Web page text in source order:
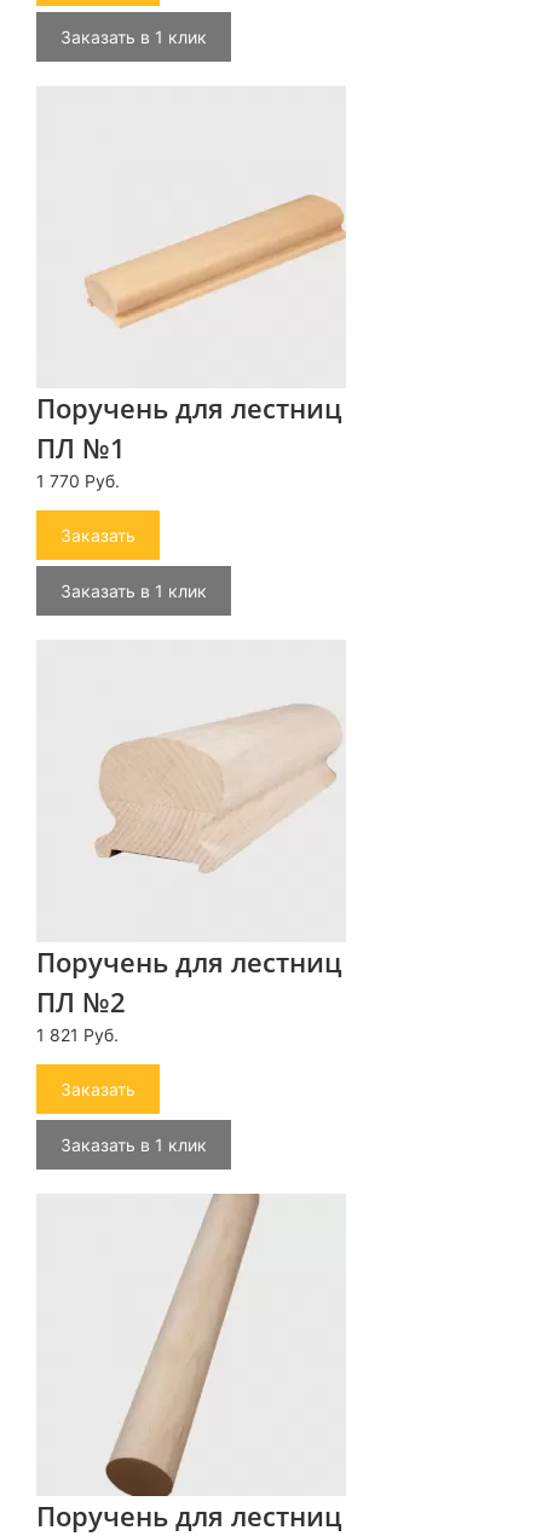
Заказать в 1 клик
Поручень для лестниц
ПЛ №1
1 770 Руб.
Заказать
Заказать в 1 клик
Поручень для лестниц
ПЛ №2
1 821 Руб.
Заказать
Заказать в 1 клик
Поручень для лестниц